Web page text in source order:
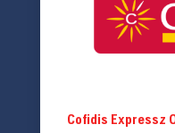
Cofidis Expressz